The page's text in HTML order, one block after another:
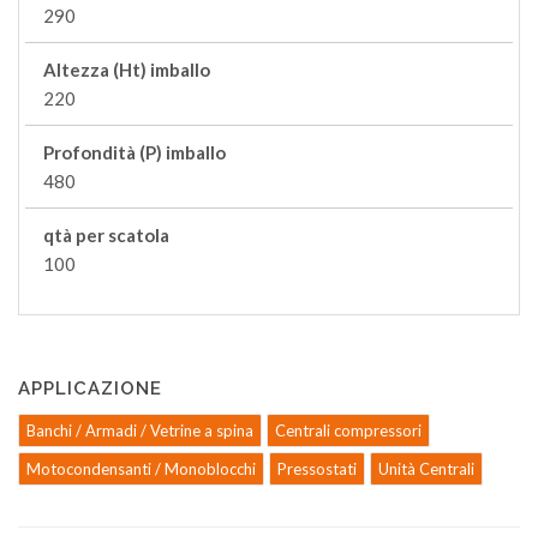
290
Altezza (Ht) imballo
220
Profondità (P) imballo
480
qtà per scatola
100
APPLICAZIONE
Banchi / Armadi / Vetrine a spina
Centrali compressori
Motocondensanti / Monoblocchi
Pressostati Unità Centrali